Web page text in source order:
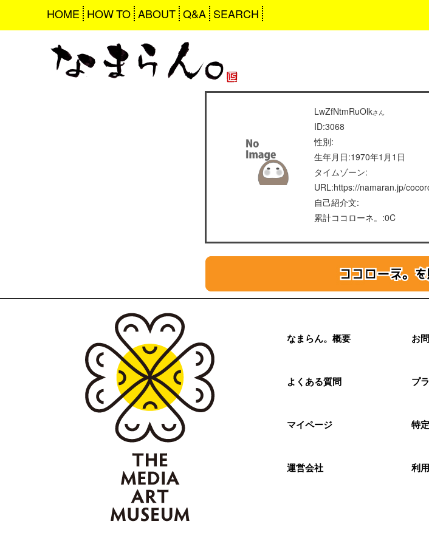
HOME HOW TO ABOUT Q&A SEARCH
LwZfNtmRuOlkさん
ID:3068
性別:
生年月日:1970年1月1日
タイムゾーン:
URL:https://namaran.jp/
自己紹介文:
累計ココローネ。:0C
なまらん。概要
よくある質問
マイページ
運営会社
お
プ
特
利